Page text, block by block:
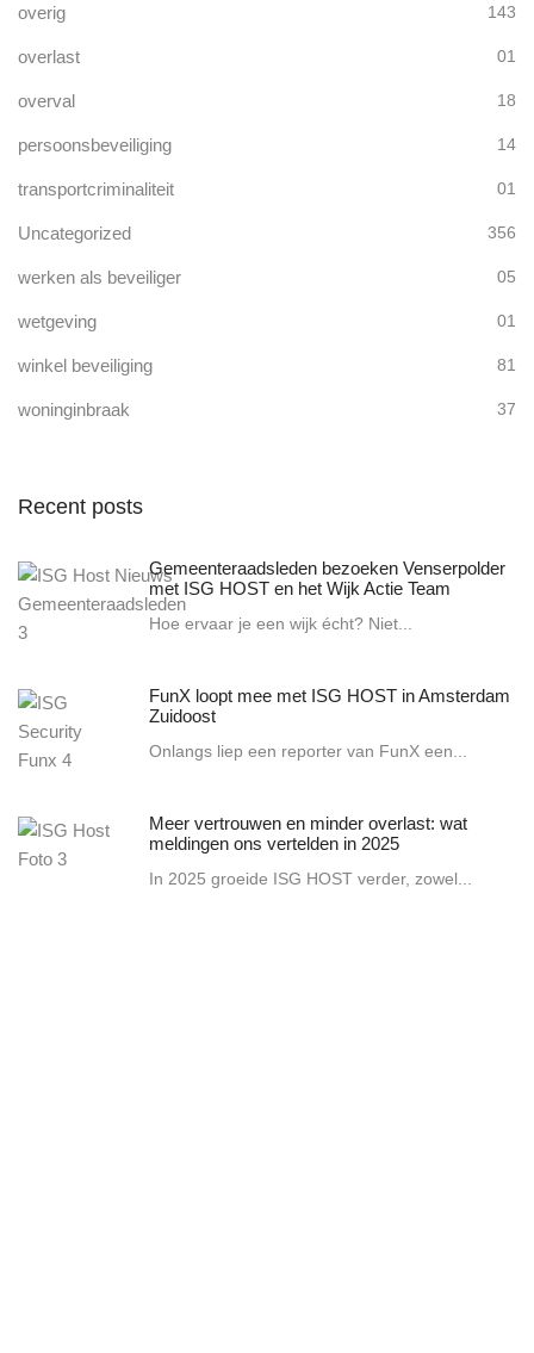
overig 143
overlast 01
overval 18
persoonsbeveiliging 14
transportcriminaliteit 01
Uncategorized 356
werken als beveiliger 05
wetgeving 01
winkel beveiliging 81
woninginbraak 37
Recent posts
Gemeenteraadsleden bezoeken Venserpolder
met ISG HOST en het Wijk Actie Team
Hoe ervaar je een wijk écht? Niet...
FunX loopt mee met ISG HOST in Amsterdam
Zuidoost
Onlangs liep een reporter van FunX een...
Meer vertrouwen en minder overlast: wat
meldingen ons vertelden in 2025
In 2025 groeide ISG HOST verder, zowel...